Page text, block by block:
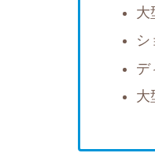
大
シ
デ
大